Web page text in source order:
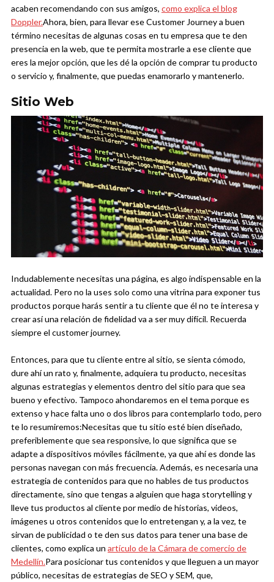
acaben recomendando con sus amigos, como explica el blog
Doppler.Ahora, bien, para llevar ese Customer Journey a buen
término necesitas de algunas cosas en tu empresa que te den
presencia en la web, que te permita mostrarle a ese cliente que
eres la mejor opción, que les dé la opción de comprar tu producto
o servicio y, finalmente, que puedas enamorarlo y mantenerlo.
Sitio Web
Indudablemente necesitas una página, es algo indispensable en la
actualidad. Pero no la uses solo como una vitrina para exponer tus
productos porque harás sentir a tu cliente que él no te interesa y
crear así una relación de fidelidad va a ser muy difícil. Recuerda
siempre el customer journey.
Entonces, para que tu cliente entre al sitio, se sienta cómodo,
dure ahí un rato y, finalmente, adquiera tu producto, necesitas
algunas estrategias y elementos dentro del sitio para que sea
bueno y efectivo. Tampoco ahondaremos en el tema porque es
extenso y hace falta uno o dos libros para contemplarlo todo, pero
te lo resumiremos:Necesitas que tu sitio esté bien diseñado,
preferiblemente que sea responsive, lo que significa que se
adapte a dispositivos móviles fácilmente, ya que ahí es donde las
personas navegan con más frecuencia. Además, es necesaria una
estrategia de contenidos para que no hables de tus productos
directamente, sino que tengas a alguien que haga storytelling y
lleve tus productos al cliente por medio de historias, videos,
imágenes u otros contenidos que lo entretengan y, a la vez, te
sirvan de publicidad o te den sus datos para tener una base de
clientes, como explica un artículo de la Cámara de comercio de
Medellín.Para posicionar tus contenidos y que lleguen a un mayor
público, necesitas de estrategias de SEO y SEM, que,